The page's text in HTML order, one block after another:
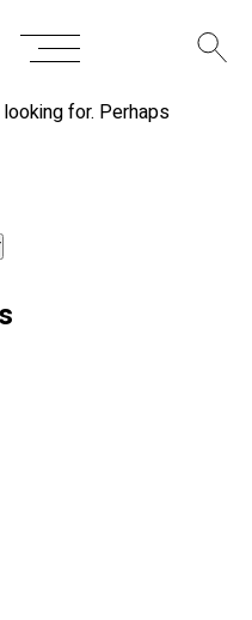
for. Perhaps